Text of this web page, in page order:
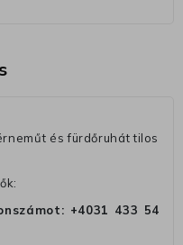
és fürdőruhát tilos
+4031 433 54